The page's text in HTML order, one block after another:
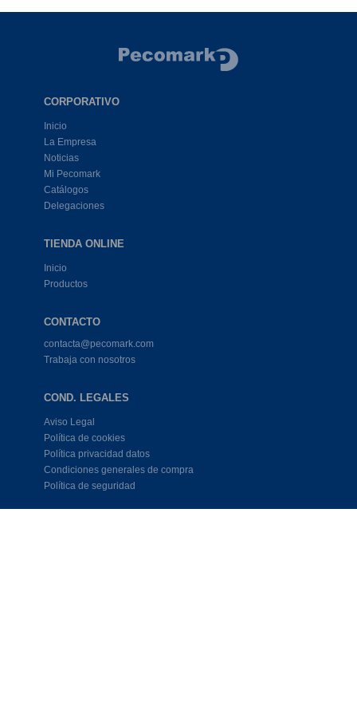
CORPORATIVO
Inicio
La Empresa
Noticias
Mi Pecomark
Catálogos
Delegaciones
TIENDA ONLINE
Inicio
Productos
CONTACTO
contacta@pecomark.com
Trabaja con nosotros
COND. LEGALES
Aviso Legal
Política de cookies
Política privacidad datos
Condiciones generales de compra
Política de seguridad